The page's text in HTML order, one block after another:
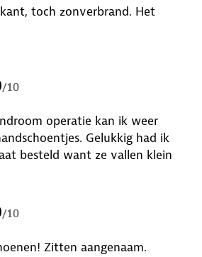
toch zonverbrand. Het
/10
operatie kan ik weer
Gelukkig had ik
wel de grootste maat besteld want ze vallen klein
/10
Zitten aangenaam.